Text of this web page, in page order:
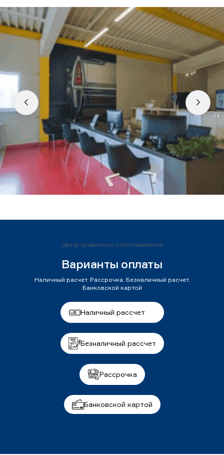
Центр правильного обслуживания
Варианты оплаты
Наличный расчет. Рассрочка. Безналичный расчет.
Банковской картой
Наличный рассчет
Безналичный рассчет
Рассрочка
Банковской картой